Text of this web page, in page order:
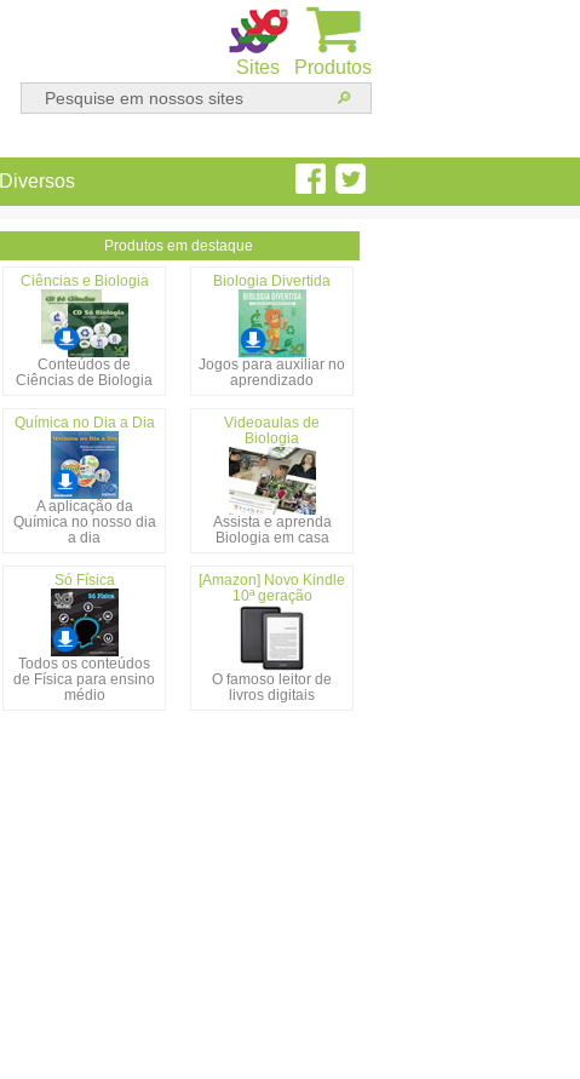
Produtos
Sites
Diversos
Produtos em destaque
Ciências e Biologia
Conteúdos de
Ciências de Biologia
Biologia Divertida
Jogos para auxiliar no
aprendizado
Química no Dia a Dia
A aplicação da
Química no nosso dia
a dia
Videoaulas de
Biologia
Assista e aprenda
Biologia em casa
Só Física
Todos os conteúdos
de Física para ensino
médio
[Amazon] Novo Kindle
10ª geração
O famoso leitor de
livros digitais